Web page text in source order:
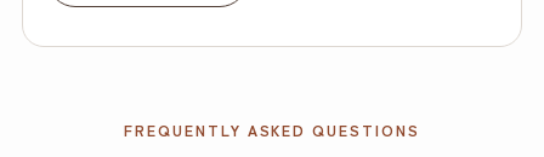
FREQUENTLY ASKED QUESTIONS